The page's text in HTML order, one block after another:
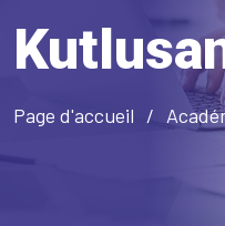
Page d'accueil